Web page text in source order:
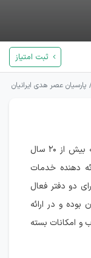
ثبت امتیاز
پارسیان عصر هدی ایرانیان
شرکت پارسیان عصر هدی ایرانیان با سابقه بیش از ۲۰ سال
دهنده خدمات
دو دفتر فعال
بوده و در ارائه
و امکانات بسته